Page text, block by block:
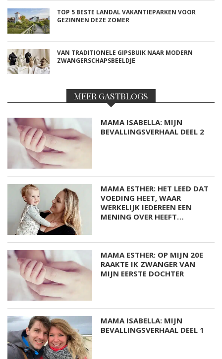
TOP 5 BESTE LANDAL VAKANTIEPARKEN VOOR
GEZINNEN DEZE ZOMER
VAN TRADITIONELE GIPSBUIK NAAR MODERN
ZWANGERSCHAPSBEELDJE
MEER GASTBLOGS
MAMA ISABELLA: MIJN
BEVALLINGSVERHAAL DEEL 2
MAMA ESTHER: HET LEED DAT
VOEDING HEET, WAAR
WERKELIJK IEDEREEN EEN
MENING OVER HEEFT…
MAMA ESTHER: OP MIJN 20E
RAAKTE IK ZWANGER VAN
MIJN EERSTE DOCHTER
MAMA ISABELLA: MIJN
BEVALLINGSVERHAAL DEEL 1